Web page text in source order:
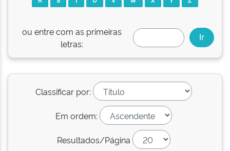
ou entre com as primeiras
letras:
Classificar por:
Em ordem:
Resultados/Página